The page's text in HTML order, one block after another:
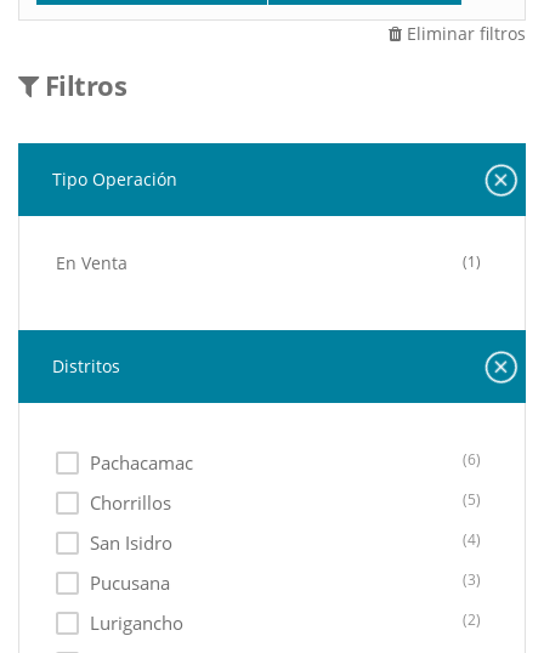
Eliminar filtros
Filtros
Tipo Operación
En Venta (1)
Distritos
Pachacamac (6)
Chorrillos (5)
San Isidro (4)
Pucusana (3)
Lurigancho (2)